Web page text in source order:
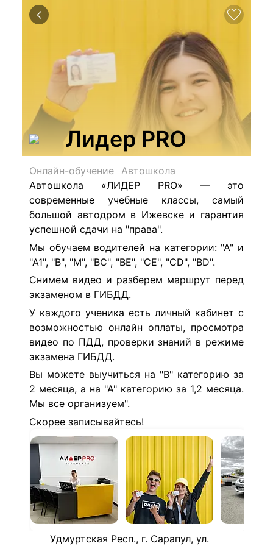
Лидер PRO
Онлайн-обучение Автошкола
Автошкола «ЛИДЕР PRO» — это
современные учебные классы, самый
большой автодром в Ижевске и гарантия
успешной сдачи на "права".
Мы обучаем водителей на категории: "А" и
"А1", "В", "М", "ВС", "ВЕ", "СЕ", "CD", "BD".
Снимем видео и разберем маршрут перед
экзаменом в ГИБДД.
У каждого ученика есть личный кабинет с
возможностью онлайн оплаты, просмотра
видео по ПДД, проверки знаний в режиме
экзамена ГИБДД.
Вы можете выучиться на "В" категорию за
2 месяца, а на "А" категорию за 1,2 месяца.
Мы все организуем".
Скорее записывайтесь!
Удмуртская Респ., г. Сарапул, ул.